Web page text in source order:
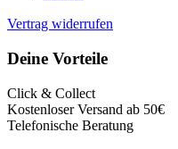
Vertrag widerrufen
Deine Vorteile
Click & Collect
Kostenloser Versand ab 50€
Telefonische Beratung